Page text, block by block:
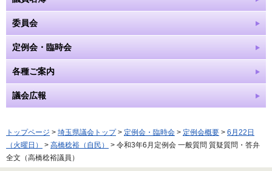
委員会
定例会・臨時会
各種ご案内
議会広報
トップページ > 埼玉県議会トップ> 定例会・臨時会 > 定例会概要 > 6月22日
（火曜日）
> 高橋稔裕（自民）
> 令和3年6月定例会 一般質問 質疑質問・答弁
全文（高橋稔裕議員）